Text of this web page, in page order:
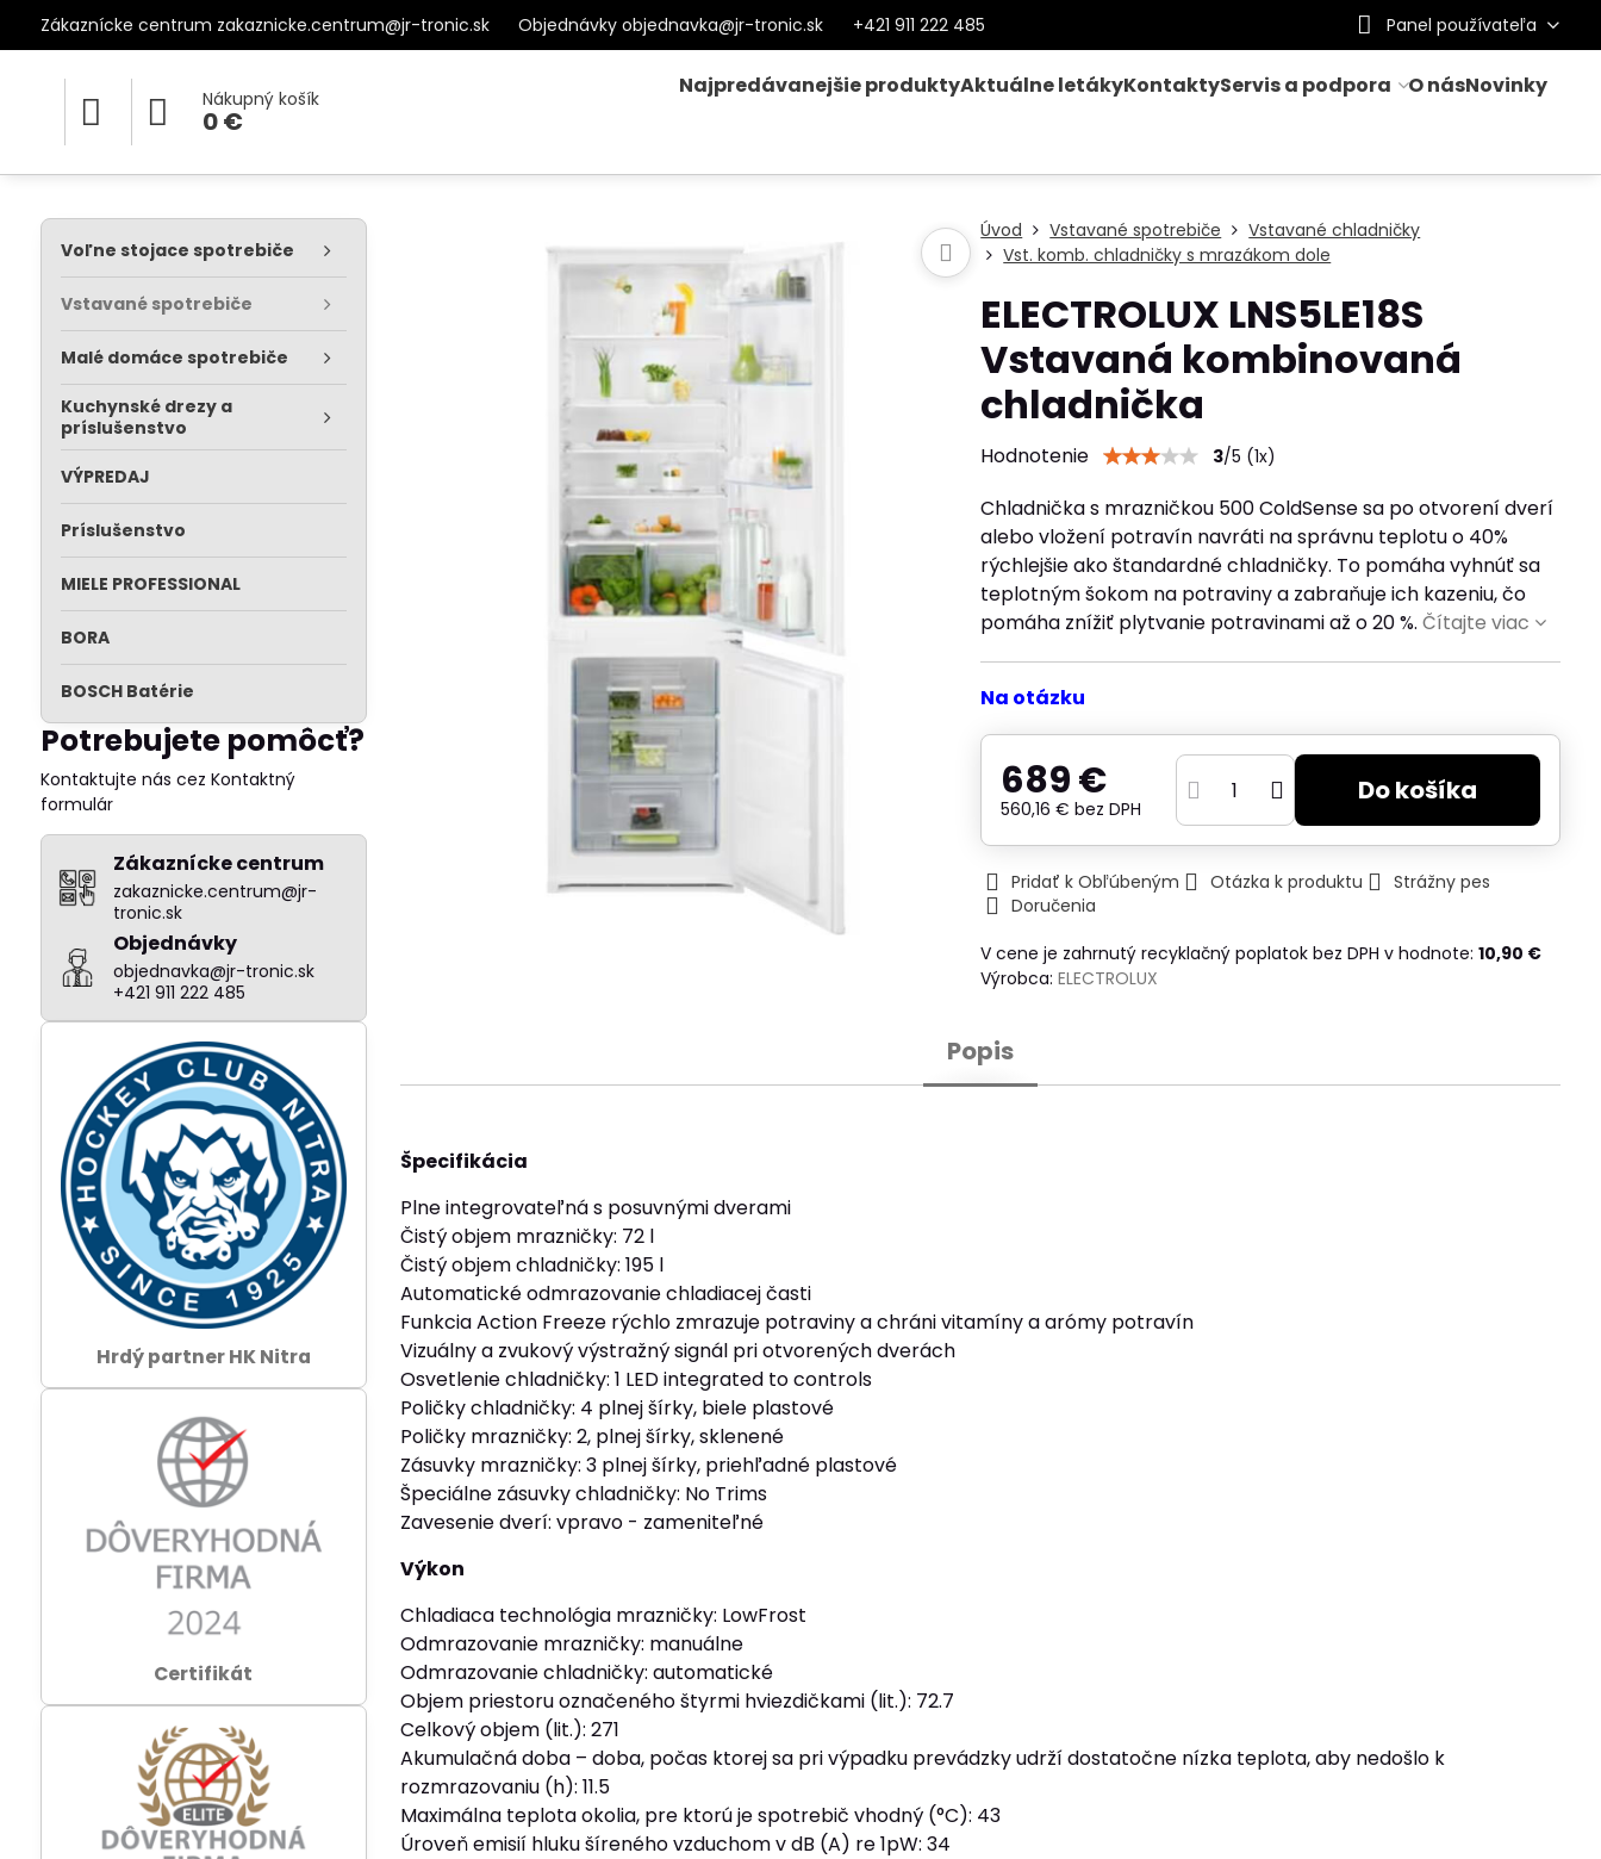
Zákaznícke centrum zakaznicke.centrum@jr-tronic.sk Objednávky objednavka@jr-tronic.sk +421 911 222 485 Panel používateľa
Nákupný košík
0 €
Najpredávanejšie produktyAktuálne letákyKontaktyServis a podpora O násNovinky
Úvod Vstavané spotrebiče
Vstavané chladničky
Vst. komb. chladničky s mrazákom dole
ELECTROLUX LNS5LE18S
Vstavaná kombinovaná
chladnička
Hodnotenie 3/5 (1x)
Chladnička s mrazničkou 500 ColdSense sa po otvorení dverí
alebo vložení potravín navráti na správnu teplotu o 40%
rýchlejšie ako štandardné chladničky. To pomáha vyhnúť sa
teplotným šokom na potraviny a zabraňuje ich kazeniu, čo
pomáha znížiť plytvanie potravinami až o 20 %.Čítajte viac
Na otázku
689 €
560,16 €bez DPH
Do košíka
Pridať k Obľúbeným Otázka k produktu
Strážny pes
Doručenia
V cene je zahrnutý recyklačný poplatok bez DPH v hodnote:10,90 €
Výrobca:ELECTROLUX
Popis
Špecifikácia
Plne integrovateľná s posuvnými dverami
Čistý objem mrazničky: 72 l
Čistý objem chladničky: 195 l
Automatické odmrazovanie chladiacej časti
Funkcia Action Freeze rýchlo zmrazuje potraviny a chráni vitamíny a arómy potravín
Vizuálny a zvukový výstražný signál pri otvorených dverách
Osvetlenie chladničky: 1 LED integrated to controls
Poličky chladničky: 4 plnej šírky, biele plastové
Poličky mrazničky: 2, plnej šírky, sklenené
Zásuvky mrazničky: 3 plnej šírky, priehľadné plastové
Špeciálne zásuvky chladničky: No Trims
Zavesenie dverí: vpravo - zameniteľné
Výkon
Chladiaca technológia mrazničky: LowFrost
Odmrazovanie mrazničky: manuálne
Odmrazovanie chladničky: automatické
Objem priestoru označeného štyrmi hviezdičkami (lit.): 72.7
Celkový objem (lit.): 271
Akumulačná doba – doba, počas ktorej sa pri výpadku prevádzky udrží dostatočne nízka teplota, aby nedošlo k
rozmrazovaniu (h): 11.5
Maximálna teplota okolia, pre ktorú je spotrebič vhodný (°C): 43
Úroveň emisií hluku šíreného vzduchom v dB (A) re 1pW: 34
Voľne stojace spotrebiče
Vstavané spotrebiče
Malé domáce spotrebiče
Kuchynské drezy a
príslušenstvo
VÝPREDAJ
Príslušenstvo
MIELE PROFESSIONAL
BORA
BOSCH Batérie
Potrebujete pomôcť?
Kontaktujte nás cez Kontaktný
formulár
Zákaznícke centrum
zakaznicke.centrum@jr-
tronic.sk
Objednávky
objednavka@jr-tronic.sk
+421 911 222 485
Hrdý partner HK Nitra
Certifikát